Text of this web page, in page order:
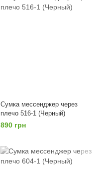
Сумка мессенджер через
плечо 516-1 (Черный)
890 грн